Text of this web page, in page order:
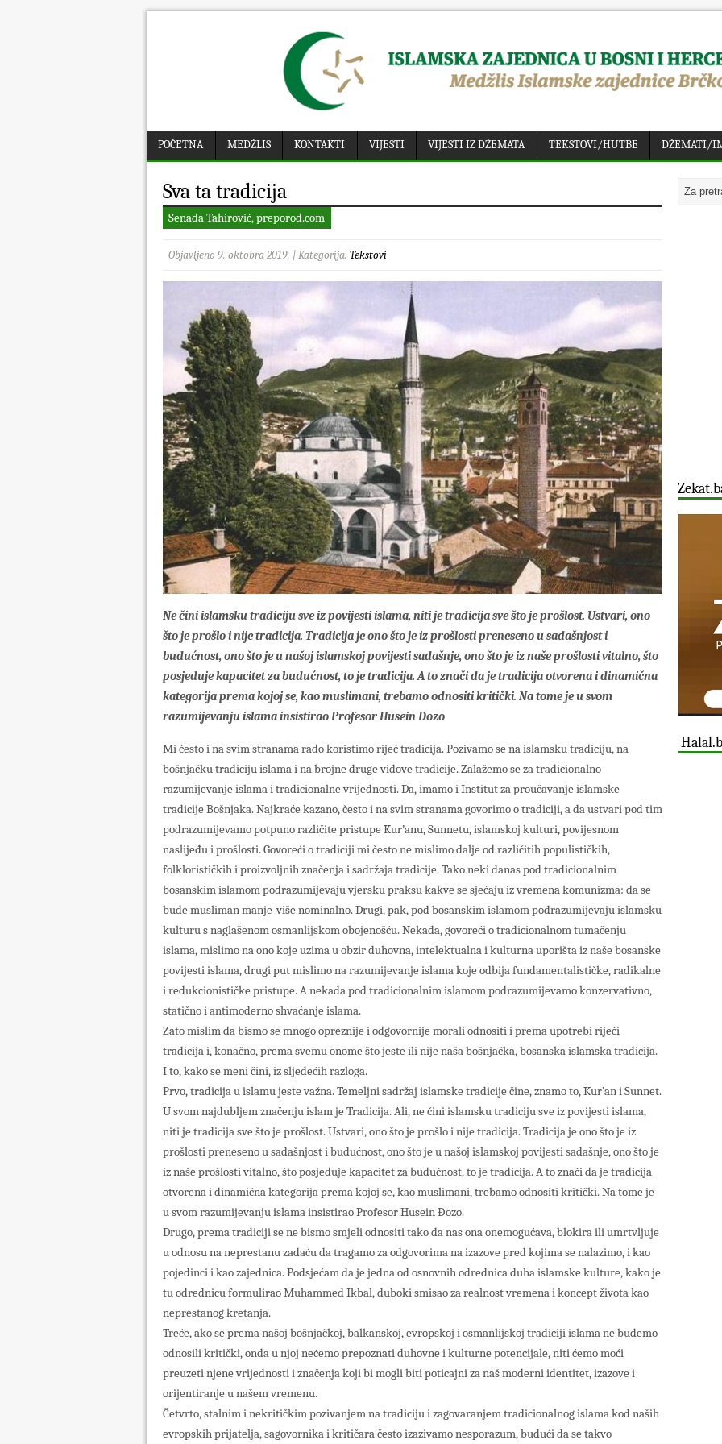
POČETNA MEDŽLIS KONTAKTI VIJESTI VIJESTI IZ DŽEMATA TEKSTOVI/HUTBE DŽEMATI/
Sva ta tradicija
Senada Tahirović, preporod.com
Objavljeno 9. oktobra 2019. | Kategorija: Tekstovi
Ne čini islamsku tradiciju sve iz povijesti islama, niti je tradicija sve što je prošlost. Ustvari, ono
što je prošlo i nije tradicija. Tradicija je ono što je iz prošlosti preneseno u sadašnjost i
budućnost, ono što je u našoj islamskoj povijesti sadašnje, ono što je iz naše prošlosti vitalno, što
posjeduje kapacitet za budućnost, to je tradicija. A to znači da je tradicija otvorena i dinamična
kategorija prema kojoj se, kao muslimani, trebamo odnositi kritički. Na tome je u svom
razumijevanju islama insistirao Profesor Husein Đozo
Mi često i na svim stranama rado koristimo riječ tradicija. Pozivamo se na islamsku tradiciju, na
bošnjačku tradiciju islama i na brojne druge vidove tradicije. Zalažemo se za tradicionalno
razumijevanje islama i tradicionalne vrijednosti. Da, imamo i Institut za proučavanje islamske
tradicije Bošnjaka. Najkraće kazano, često i na svim stranama govorimo o tradiciji, a da ustvari pod tim
podrazumijevamo potpuno različite pristupe Kur’anu, Sunnetu, islamskoj kulturi, povijesnom
naslijeđu i prošlosti. Govoreći o tradiciji mi često ne mislimo dalje od različitih populističkih,
folklorističkih i proizvoljnih značenja i sadržaja tradicije. Tako neki danas pod tradicionalnim
bosanskim islamom podrazumijevaju vjersku praksu kakve se sjećaju iz vremena komunizma: da se
bude musliman manje-više nominalno. Drugi, pak, pod bosanskim islamom podrazumijevaju islamsku
kulturu s naglašenom osmanlijskom obojenošću. Nekada, govoreći o tradicionalnom tumačenju
islama, mislimo na ono koje uzima u obzir duhovna, intelektualna i kulturna uporišta iz naše bosanske
povijesti islama, drugi put mislimo na razumijevanje islama koje odbija fundamentalističke, radikalne
i redukcionističke pristupe. A nekada pod tradicionalnim islamom podrazumijevamo konzervativno,
statično i antimoderno shvaćanje islama.
Zato mislim da bismo se mnogo opreznije i odgovornije morali odnositi i prema upotrebi riječi
tradicija i, konačno, prema svemu onome što jeste ili nije naša bošnjačka, bosanska islamska tradicija.
I to, kako se meni čini, iz sljedećih razloga.
Prvo, tradicija u islamu jeste važna. Temeljni sadržaj islamske tradicije čine, znamo to, Kur’an i Sunnet.
U svom najdubljem značenju islam je Tradicija. Ali, ne čini islamsku tradiciju sve iz povijesti islama,
niti je tradicija sve što je prošlost. Ustvari, ono što je prošlo i nije tradicija. Tradicija je ono što je iz
prošlosti preneseno u sadašnjost i budućnost, ono što je u našoj islamskoj povijesti sadašnje, ono što je
iz naše prošlosti vitalno, što posjeduje kapacitet za budućnost, to je tradicija. A to znači da je tradicija
otvorena i dinamična kategorija prema kojoj se, kao muslimani, trebamo odnositi kritički. Na tome je
u svom razumijevanju islama insistirao Profesor Husein Đozo.
Drugo, prema tradiciji se ne bismo smjeli odnositi tako da nas ona onemogućava, blokira ili umrtvljuje
u odnosu na neprestanu zadaću da tragamo za odgovorima na izazove pred kojima se nalazimo, i kao
pojedinci i kao zajednica. Podsjećam da je jedna od osnovnih odrednica duha islamske kulture, kako je
tu odrednicu formulirao Muhammed Ikbal, duboki smisao za realnost vremena i koncept života kao
neprestanog kretanja.
Treće, ako se prema našoj bošnjačkoj, balkanskoj, evropskoj i osmanlijskoj tradiciji islama ne budemo
odnosili kritički, onda u njoj nećemo prepoznati duhovne i kulturne potencijale, niti ćemo moći
preuzeti njene vrijednosti i značenja koji bi mogli biti poticajni za naš moderni identitet, izazove i
orijentiranje u našem vremenu.
Četvrto, stalnim i nekritičkim pozivanjem na tradiciju i zagovaranjem tradicionalnog islama kod naših
evropskih prijatelja, sagovornika i kritičara često izazivamo nesporazum, budući da se takvo